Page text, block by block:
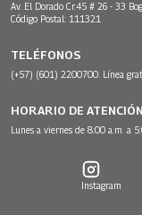
Av. El Dorado Cr.45 # 26 - 33
Código Postal: 111321
TELÉFONOS
(+57) (601) 2200700. Línea
HORARIO DE ATENCIÓN
Lunes a viernes de 8:00 a.m. a
Instagram